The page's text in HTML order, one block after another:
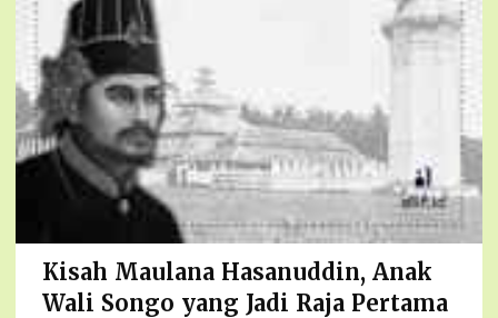
Kisah Maulana Hasanuddin, Anak
Wali Songo yang Jadi Raja Pertama